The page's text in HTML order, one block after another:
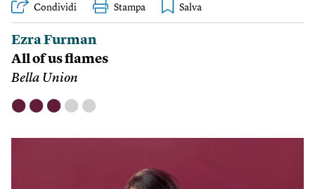
Condividi Stampa
Ezra Furman
All of us flames
Bella Union
⬤ ⬤ ⬤ ⬤ ⬤